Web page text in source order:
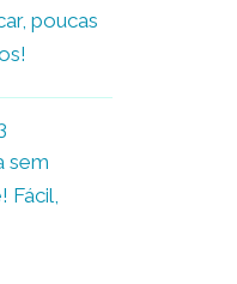
poucas
sem
Fácil,